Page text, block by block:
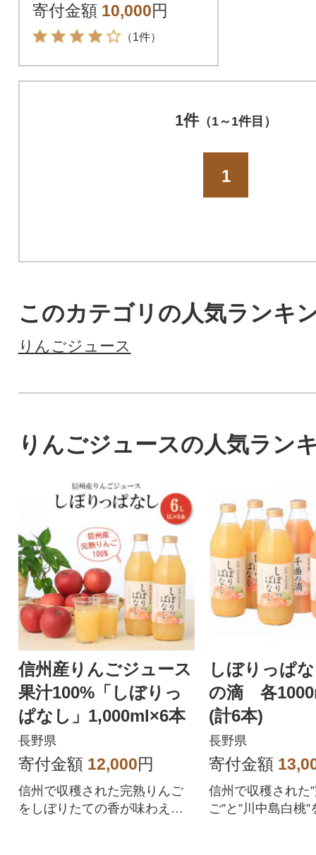
寄付金額 10,000円
（1件）
1件（1～1件目）
1
このカテゴリの人気ランキ
りんごジュース
りんごジュースの人気ラン
信州産りんごジュース
果汁100%「しぼりっ
ぱなし」1,000ml×6本
長野県
寄付金額 12,000円
信州で収穫された完熟りんご
をしぼりたての香が味わえる
しぼりっぱ
の滴 各
(計6本)
長野県
寄付金額
信州で収穫された
ご”と”川中島白桃